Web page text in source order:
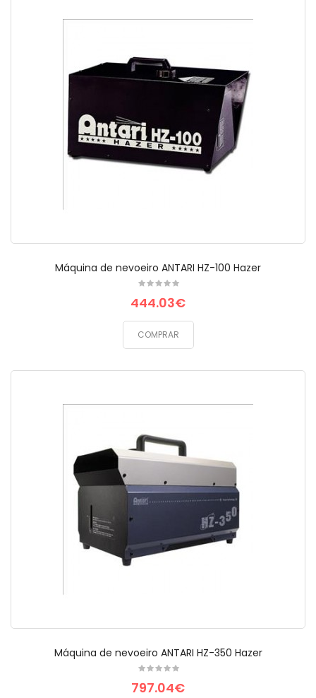
Máquina de nevoeiro ANTARI HZ-100 Hazer
444.03€
COMPRAR
Máquina de nevoeiro ANTARI HZ-350 Hazer
797.04€